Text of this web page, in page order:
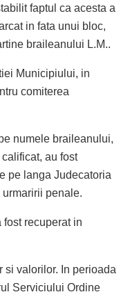
faptul ca acesta a
in fata unui bloc,
braileanului L.M..
Municipiului, in
comiterea
numele braileanului,
au fost
pe langa Judecatoria
penale.
recuperat in
valorilor. In perioada
Serviciului Ordine